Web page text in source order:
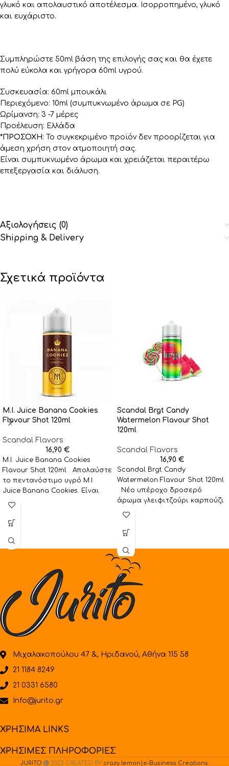
γλυκό και απολαυστικό αποτέλεσμα. Ισορροπημένο, γλυκό
και ευχάριστο.
Συμπληρώστε 50ml βάση της επιλογής σας και θα έχετε
πολύ εύκολα και γρήγορα 60ml υγρού.
Συσκευασία: 60ml μπουκάλι
Περιεχόμενο: 10ml (συμπυκνωμένο άρωμα σε PG)
Ωρίμανση: 3 -7 μέρες
Προέλευση: Ελλάδα
*ΠΡΟΣΟΧΗ: Το συγκεκριμένο προϊόν δεν προορίζεται για
άμεση χρήση στον ατμοποιητή σας.
Είναι συμπυκνωμένο άρωμα και χρειάζεται περαιτέρω
επεξεργασία και διάλυση.
Αξιολογήσεις (0)
Shipping & Delivery
Σχετικά προϊόντα
M.I. Juice Banana Cookies
Flavour Shot 120ml
Scandal Flavors
16,90 €
M.I. Juice Banana Cookies
Flavour Shot 120ml Απολαύστε
το πεντανόστιμο υγρό M.I
Juice Banana Cookies. Είναι
ένας απολαυστικός
Scandal Brgt Candy
Watermelon Flavour Shot
120ml
Scandal Flavors
16,90 €
Scandal Brgt Candy
Watermelon Flavour Shot 120ml
Νέο υπέροχο δροσερό
άρωμα γλειφιτζούρι καρπούζι
από την σειρά BRGT. Μια
Μιχαλακοπούλου 47 &, Ηριδανού, Αθήνα 115 58
21 1184 8249
21 0331 6580
Info@jurito.gr
ΧΡΗΣΙΜΑ LINKS
ΧΡΗΣΙΜΕΣ ΠΛΗΡΟΦΟΡΙΕΣ
JURITO 2022 CREATED BY crazy lemon|e-Business Creations.